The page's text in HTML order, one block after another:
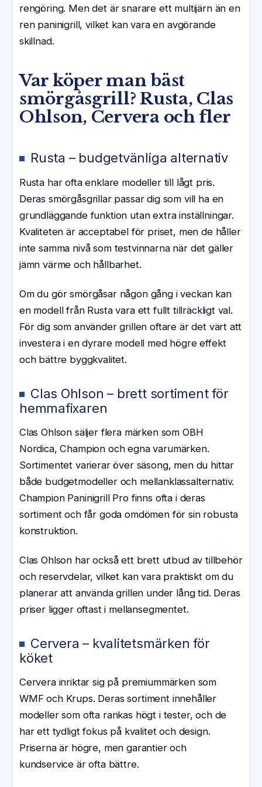
rengöring. Men det är snarare ett multijärn än en
ren paninigrill, vilket kan vara en avgörande
skillnad.
Var köper man bäst
smörgåsgrill? Rusta, Clas
Ohlson, Cervera och fler
Rusta – budgetvänliga alternativ
Rusta har ofta enklare modeller till lågt pris.
Deras smörgåsgrillar passar dig som vill ha en
grundläggande funktion utan extra inställningar.
Kvaliteten är acceptabel för priset, men de håller
inte samma nivå som testvinnarna när det gäller
jämn värme och hållbarhet.
Om du gör smörgåsar någon gång i veckan kan
en modell från Rusta vara ett fullt tillräckligt val.
För dig som använder grillen oftare är det värt att
investera i en dyrare modell med högre effekt
och bättre byggkvalitet.
Clas Ohlson – brett sortiment för
hemmafixaren
Clas Ohlson säljer flera märken som OBH
Nordica, Champion och egna varumärken.
Sortimentet varierar över säsong, men du hittar
både budgetmodeller och mellanklassalternativ.
Champion Paninigrill Pro finns ofta i deras
sortiment och får goda omdömen för sin robusta
konstruktion.
Clas Ohlson har också ett brett utbud av tillbehör
och reservdelar, vilket kan vara praktiskt om du
planerar att använda grillen under lång tid. Deras
priser ligger oftast i mellansegmentet.
Cervera – kvalitetsmärken för
köket
Cervera inriktar sig på premiummärken som
WMF och Krups. Deras sortiment innehåller
modeller som ofta rankas högt i tester, och de
har ett tydligt fokus på kvalitet och design.
Priserna är högre, men garantier och
kundservice är ofta bättre.